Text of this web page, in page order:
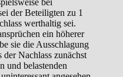
bei
der Beteiligten zu 1
werthaltig sei.
ein höherer
sie die Ausschlagung
der Nachlass zunächst
und belastenden